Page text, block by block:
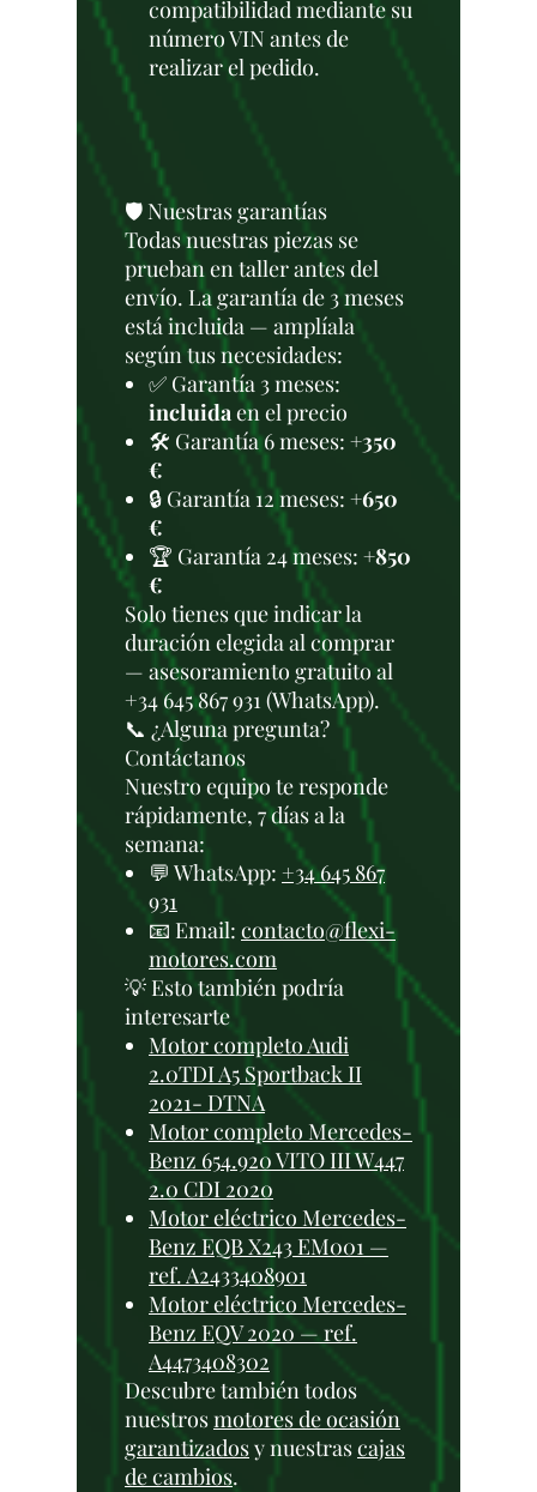
compatibilidad mediante su
número VIN antes de
realizar el pedido.
🛡️ Nuestras garantías
Todas nuestras piezas se
prueban en taller antes del
envío. La garantía de 3 meses
está incluida — amplíala
según tus necesidades:
✅ Garantía 3 meses:
incluidaen el precio
🛠️ Garantía 6 meses: +350
€
🔒 Garantía 12 meses: +650
€
🏆 Garantía 24 meses: +850
€
Solo tienes que indicar la
duración elegida al comprar
— asesoramiento gratuito al
+34 645 867 931 (WhatsApp).
📞 ¿Alguna pregunta?
Contáctanos
Nuestro equipo te responde
rápidamente, 7 días a la
semana:
💬 WhatsApp: +34 645 867
931
📧 Email: contacto@flexi-
motores.com
💡 Esto también podría
interesarte
Motor completo Audi
2.0TDI A5 Sportback II
2021- DTNA
Motor completo Mercedes-
Benz 654.920 VITO III W447
2.0 CDI 2020
Motor eléctrico Mercedes-
Benz EQB X243 EM001 —
ref. A2433408901
Motor eléctrico Mercedes-
Benz EQV 2020 — ref.
A4473408302
Descubre también todos
nuestrosmotores de ocasión
garantizadosy nuestrascajas
de cambios.